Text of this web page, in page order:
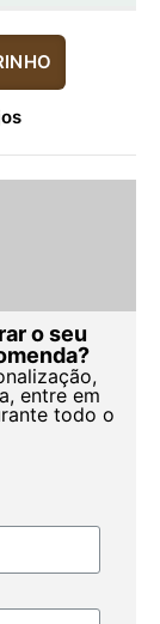
o seu
entre em
todo o